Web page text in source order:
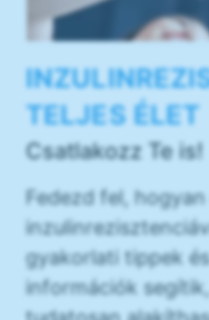
TELJES ÉLET
Csatlakozz Te is!
Fedezd fel,
gyakorlati tippek
információk